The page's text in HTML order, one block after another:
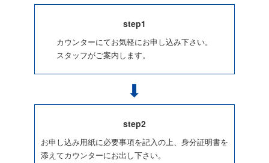
step1
カウンターにてお気軽にお申し込み下さい。
スタッフがご案内します。
step2
お申し込み用紙に必要事項を記入の上、身分証明書を
添えてカウンターにお出し下さい。